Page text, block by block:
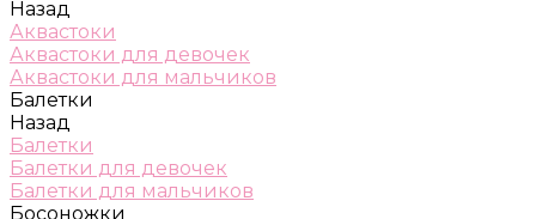
Назад
Аквастоки
Аквастоки для девочек
Аквастоки для мальчиков
Балетки
Назад
Балетки
Балетки для девочек
Балетки для мальчиков
Босоножки